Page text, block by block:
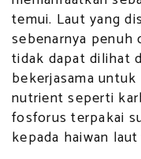
temui. Laut yang
sebenarnya penuh
tidak dapat dilihat
bekerjasama
nutrient seperti
fosforus terpakai
kepada haiwan